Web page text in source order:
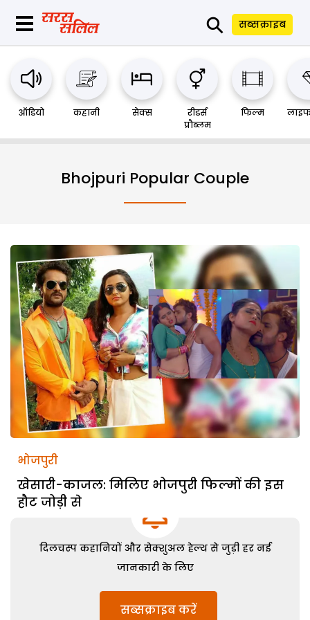
⚲ सब्सक्राइब
ऑडियो कहानी सेक्स
रीडर्स
प्रौब्लम
फिल्म
Bhojpuri Popular Couple
भोजपुरी
खेसारी-काजल: मिलिए भोजपुरी फिल्मों की इस
हौट जोड़ी से
दिलचस्प कहानियों और सेक्शुअल हेल्थ से जुड़ी हर नई
जानकारी के लिए
सब्सक्राइब करें